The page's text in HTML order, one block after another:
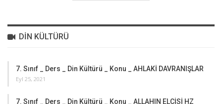
DIN KÜLTÜRÜ
7. Sınıf _ Ders _ Din Kültürü _ Konu _ AHLAKİ DAVRANIŞLAR
Eyl 25, 2021
7. Sınıf _ Ders _ Din Kültürü _ Konu _ ALLAHIN ELÇİSİ HZ